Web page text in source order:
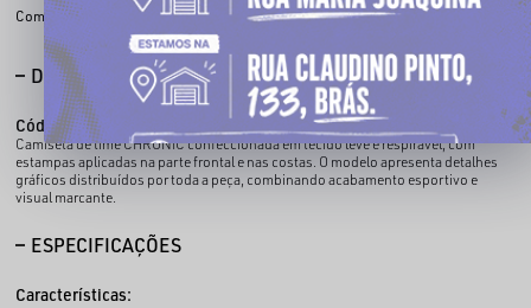
Compartilhe:
DESCRIÇÃO COMPLETA
Código identificador (SKU):
400083007
Camiseta de time CHRONIC confeccionada em tecido leve e respirável, com
estampas aplicadas na parte frontal e nas costas. O modelo apresenta detalhes
gráficos distribuídos por toda a peça, combinando acabamento esportivo e
visual marcante.
ESPECIFICAÇÕES
Características: